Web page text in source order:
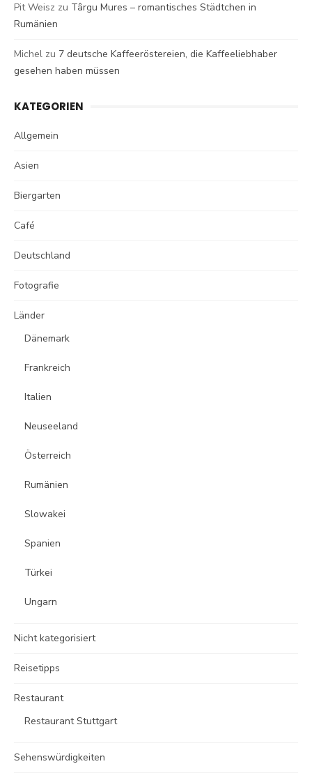
Pit Weisz zu Târgu Mures – romantisches Städtchen in
Rumänien
Michel zu 7 deutsche Kaffeeröstereien, die Kaffeeliebhaber
gesehen haben müssen
KATEGORIEN
Allgemein
Asien
Biergarten
Café
Deutschland
Fotografie
Länder
Dänemark
Frankreich
Italien
Neuseeland
Österreich
Rumänien
Slowakei
Spanien
Türkei
Ungarn
Nicht kategorisiert
Reisetipps
Restaurant
Restaurant Stuttgart
Sehenswürdigkeiten